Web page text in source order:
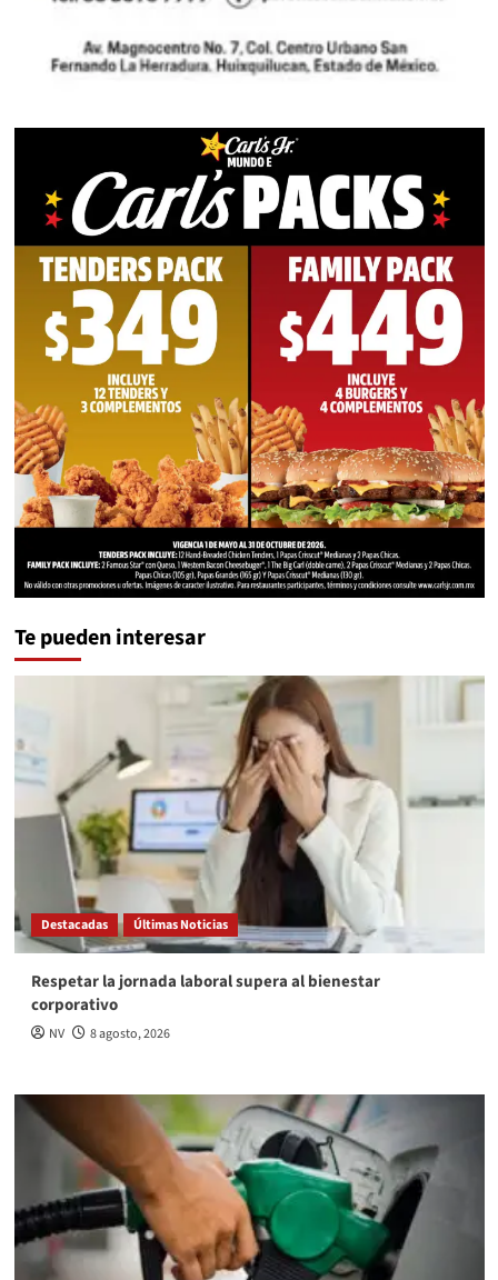
Te pueden interesar
Destacadas Últimas Noticias
Respetar la jornada laboral supera al bienestar
corporativo
NV 8 agosto, 2026